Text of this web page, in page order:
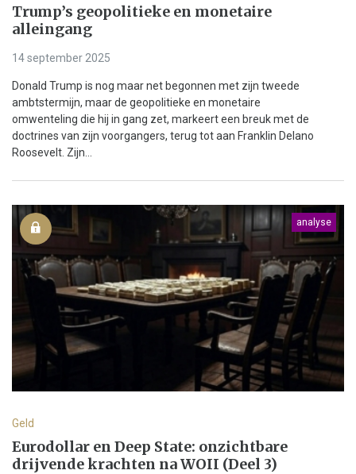
Trump’s geopolitieke en monetaire
alleingang
14 september 2025
Donald Trump is nog maar net begonnen met zijn tweede
ambtstermijn, maar de geopolitieke en monetaire
omwenteling die hij in gang zet, markeert een breuk met de
doctrines van zijn voorgangers, terug tot aan Franklin Delano
Roosevelt. Zijn...
analyse
Geld
Eurodollar en Deep State: onzichtbare
drijvende krachten na WOII (Deel 3)